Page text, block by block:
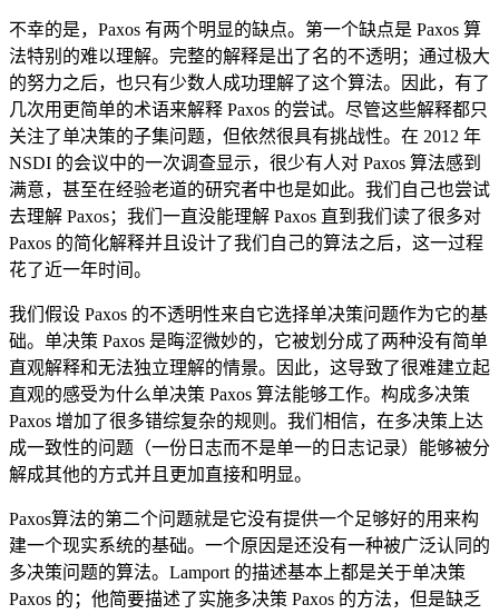
不幸的是，Paxos 有两个明显的缺点。第一个缺点是 Paxos 算
法特别的难以理解。完整的解释是出了名的不透明；通过极大
的努力之后，也只有少数人成功理解了这个算法。因此，有了
几次用更简单的术语来解释 Paxos 的尝试。尽管这些解释都只
关注了单决策的子集问题，但依然很具有挑战性。在 2012 年
NSDI 的会议中的一次调查显示，很少有人对 Paxos 算法感到
满意，甚至在经验老道的研究者中也是如此。我们自己也尝试
去理解 Paxos；我们一直没能理解 Paxos 直到我们读了很多对
Paxos 的简化解释并且设计了我们自己的算法之后，这一过程
花了近一年时间。
我们假设 Paxos 的不透明性来自它选择单决策问题作为它的基
础。单决策 Paxos 是晦涩微妙的，它被划分成了两种没有简单
直观解释和无法独立理解的情景。因此，这导致了很难建立起
直观的感受为什么单决策 Paxos 算法能够工作。构成多决策
Paxos 增加了很多错综复杂的规则。我们相信，在多决策上达
成一致性的问题（一份日志而不是单一的日志记录）能够被分
解成其他的方式并且更加直接和明显。
Paxos算法的第二个问题就是它没有提供一个足够好的用来构
建一个现实系统的基础。一个原因是还没有一种被广泛认同的
多决策问题的算法。Lamport 的描述基本上都是关于单决策
Paxos 的；他简要描述了实施多决策 Paxos 的方法，但是缺乏